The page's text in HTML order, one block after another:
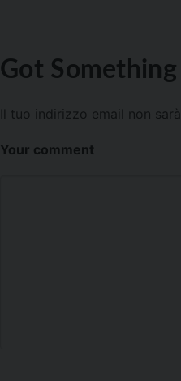
Got Something
Il tuo indirizzo email non
Your comment